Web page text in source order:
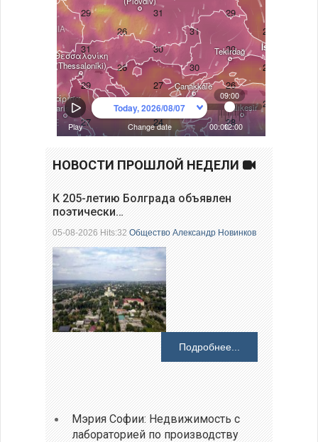
НОВОСТИ ПРОШЛОЙ НЕДЕЛИ
К 205-летию Болграда объявлен
поэтически…
05-08-2026 Hits:32Общество Александр Новинков
Подробнее...
Мэрия Софии: Недвижимость с
лабораторией по производству